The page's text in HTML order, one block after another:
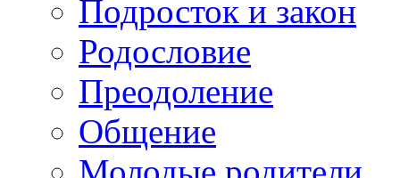
Подросток и закон
Родословие
Преодоление
Общение